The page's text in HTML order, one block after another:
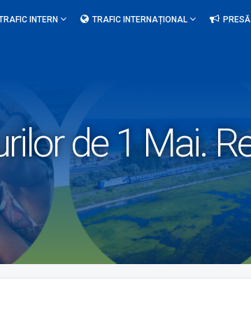
INTERN TRAFIC INTERNAȚIONAL PRESĂ
de 1 Mai.